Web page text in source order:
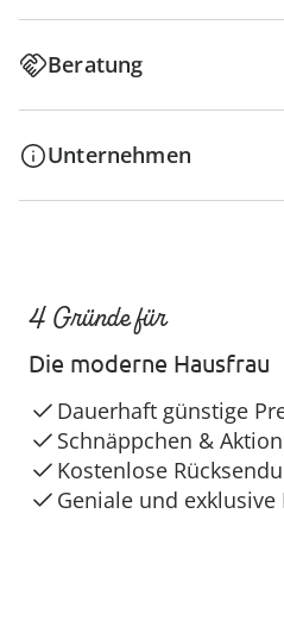
Beratung
Unternehmen
4 Gründe für
Die moderne Hausfrau
Dauerhaft günstige
Schnäppchen &
Kostenlose
Geniale und exklusive